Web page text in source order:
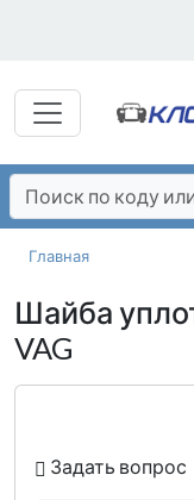
Главная
Шайба
VAG
Задать вопрос